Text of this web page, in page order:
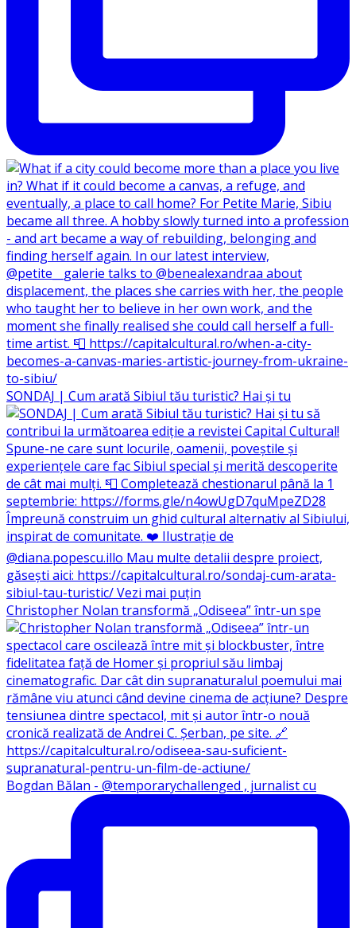
SONDAJ | Cum arată Sibiul tău turistic? Hai și tu
Christopher Nolan transformă „Odiseea” într-un spe
Bogdan Bălan - @temporarychallenged , jurnalist cu